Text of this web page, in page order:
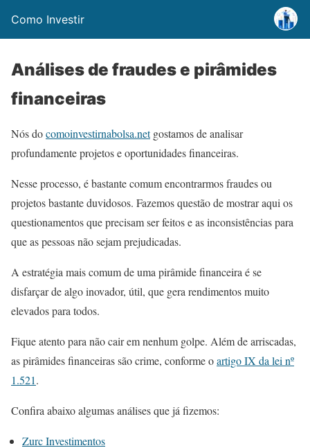
Como Investir
Análises de fraudes e pirâmides
financeiras
Nós docomoinvestirnabolsa.netgostamos de analisar
profundamente projetos e oportunidades financeiras.
Nesse processo, é bastante comum encontrarmos fraudes ou
projetos bastante duvidosos. Fazemos questão de mostrar aqui os
questionamentos que precisam ser feitos e as inconsistências para
que as pessoas não sejam prejudicadas.
A estratégia mais comum de uma pirâmide financeira é se
disfarçar de algo inovador, útil, que gera rendimentos muito
elevados para todos.
Fique atento para não cair em nenhum golpe. Além de arriscadas,
as pirâmides financeiras são crime, conforme oartigo IX da lei nº
1.521.
Confira abaixo algumas análises que já fizemos:
Zurc Investimentos